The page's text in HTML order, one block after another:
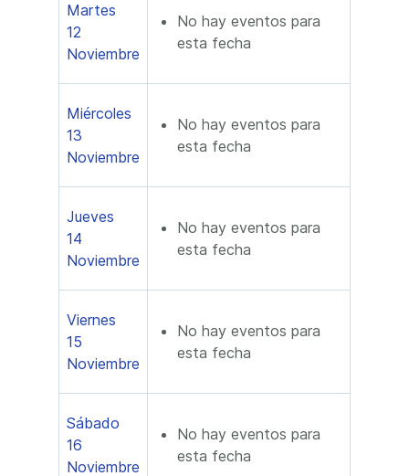
Martes
12
Noviembre
No hay eventos para
esta fecha
Miércoles
13
Noviembre
No hay eventos para
esta fecha
Jueves
14
Noviembre
No hay eventos para
esta fecha
Viernes
15
Noviembre
No hay eventos para
esta fecha
Sábado
16
Noviembre
No hay eventos para
esta fecha